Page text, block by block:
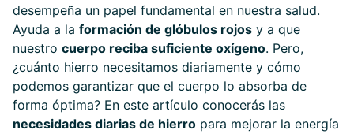
desempeña un papel fundamental en nuestra salud.
Ayuda a la formación de glóbulos rojos y a que
nuestro cuerpo reciba suficiente oxígeno. Pero,
¿cuánto hierro necesitamos diariamente y cómo
podemos garantizar que el cuerpo lo absorba de
forma óptima? En este artículo conocerás las
necesidades diarias de hierro para mejorar la energía